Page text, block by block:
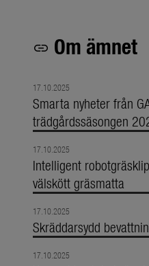
link Om ämnet
17.10.2025
Smarta nyheter från
trädgårdssäsongen
17.10.2025
Intelligent
välskött gräsmatta
17.10.2025
Skräddarsydd
17.10.2025